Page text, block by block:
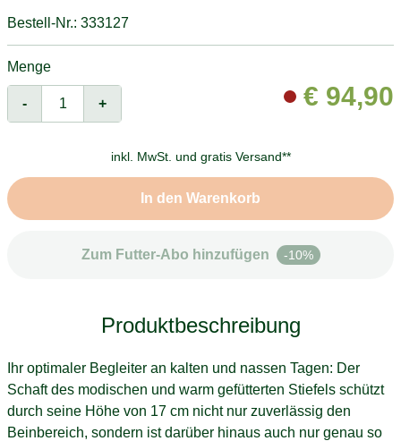
Bestell-Nr.: 333127
Menge
- + € 94,90
inkl. MwSt. und gratis Versand**
In den Warenkorb
Zum Futter-Abo hinzufügen -10%
Produktbeschreibung
Ihr optimaler Begleiter an kalten und nassen Tagen: Der
Schaft des modischen und warm gefütterten Stiefels schützt
durch seine Höhe von 17 cm nicht nur zuverlässig den
Beinbereich, sondern ist darüber hinaus auch nur genau so